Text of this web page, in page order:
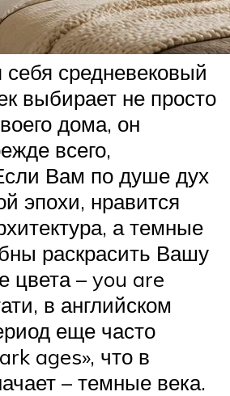
средневековый
выбирает не просто
дома, он
всего,
Вам по душе дух
эпохи, нравится
а темные
раскрасить Вашу
цвета – you are
в английском
еще часто
ages», что в
– темные века.